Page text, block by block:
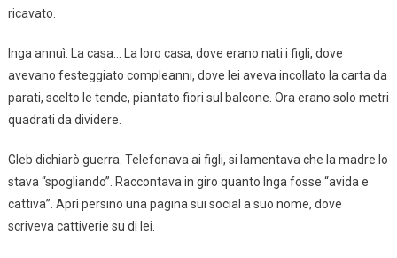
ricavato.
Inga annuì. La casa… La loro casa, dove erano nati i figli, dove
avevano festeggiato compleanni, dove lei aveva incollato la carta da
parati, scelto le tende, piantato fiori sul balcone. Ora erano solo metri
quadrati da dividere.
Gleb dichiarò guerra. Telefonava ai figli, si lamentava che la madre lo
stava “spogliando”. Raccontava in giro quanto Inga fosse “avida e
cattiva”. Aprì persino una pagina sui social a suo nome, dove
scriveva cattiverie su di lei.